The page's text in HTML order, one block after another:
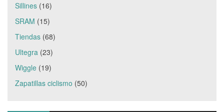
Sillines (16)
SRAM (15)
Tiendas (68)
Ultegra (23)
Wiggle (19)
Zapatillas ciclismo (50)